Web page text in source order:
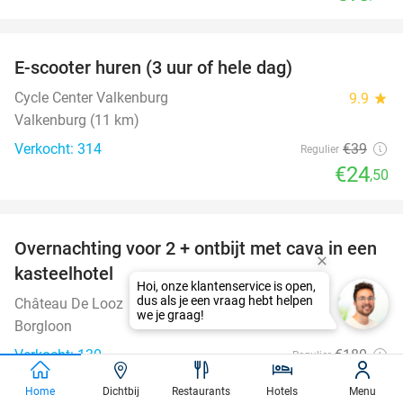
E-scooter huren (3 uur of hele dag)
Cycle Center Valkenburg 9.9 star
Valkenburg (11 km)
Verkocht: 314
Regulier €39
€24,50
48%
Overnachting voor 2 + ontbijt met cava in een
kasteelhotel
Château De Looz 9.3star
Borgloon
Verkocht: 130
Regulier €180
€94
Home Dichtbij Restaurants Hotels Menu